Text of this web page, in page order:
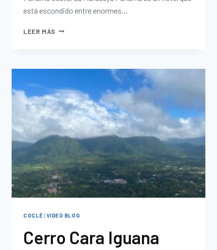
está escondido entre enormes…
LEER MÁS
COCLÉ VIDEO BLOG
Cerro Cara Iguana